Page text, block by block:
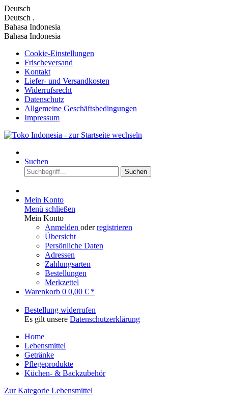
Deutsch
Deutsch .
Bahasa Indonesia
Bahasa Indonesia
Cookie-Einstellungen
Frischeversand
Kontakt
Liefer- und Versandkosten
Widerrufsrecht
Datenschutz
Allgemeine Geschäftsbedingungen
Impressum
Suchen
Suchen
Mein Konto
Menü schließen
Mein Konto
Anmelden oderregistrieren
Übersicht
Persönliche Daten
Adressen
Zahlungsarten
Bestellungen
Merkzettel
Warenkorb 0 0,00 € *
Bestellung widerrufen
Es gilt unsere Datenschutzerklärung
Home
Lebensmittel
Getränke
Pflegeprodukte
Küchen- & Backzubehör
Zur Kategorie Lebensmittel